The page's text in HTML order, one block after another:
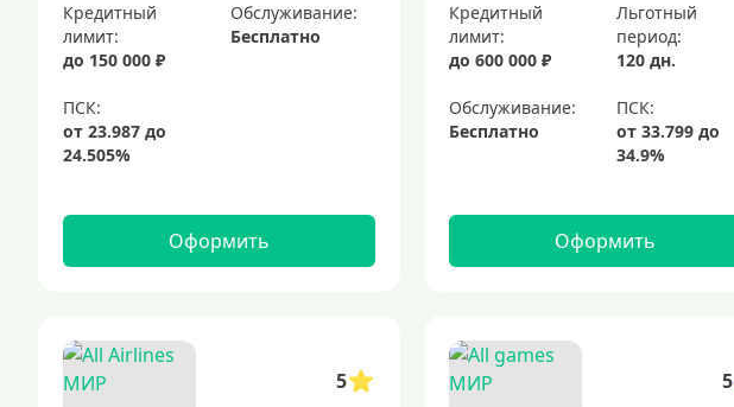
Кредитный
лимит:
до 150 000 ₽
Обслуживание:
Бесплатно
Оформить
Кредитный
лимит:
до 600 000 ₽
Льготный
период:
120 дн.
Обслуживание:
Бесплатно
Оформить
5 5